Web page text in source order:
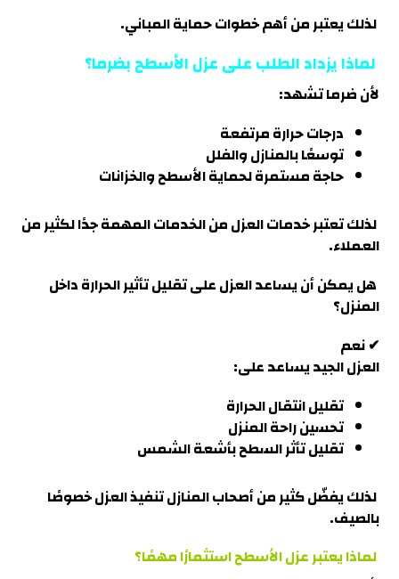
لذلك يعتبر من أهم خطوات حماية المباني.
لماذا يزداد الطلب على عزل الأسطح بضرما؟
لأنضرماتشهد:
درجات حرارة مرتفعة
توسعًا بالمنازل والفلل
حاجة مستمرة لحماية الأسطح والخزانات
لذلك تعتبر خدمات العزل من الخدمات المهمة جدًا لكثير من
العملاء.
هل يمكن أن يساعد العزل على تقليل تأثير الحرارة داخل
المنزل؟
✔ نعم
العزل الجيد يساعد على:
تقليل انتقال الحرارة
تحسين راحة المنزل
تقليل تأثر السطح بأشعة الشمس
لذلك يفضّل كثير من أصحاب المنازل تنفيذ العزل خصوصًا
بالصيف.
لماذا يعتبر عزل الأسطح استثمارًا مهمًا؟